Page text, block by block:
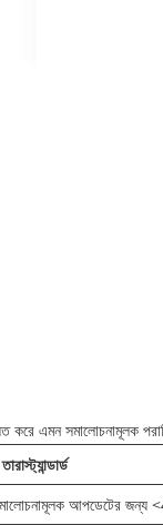
করে এমন সমালোচনামূলক
স্ট্যান্ডার্ড
আপডেটের জন্য